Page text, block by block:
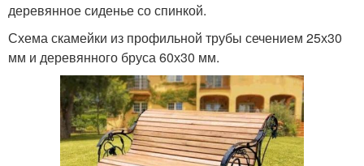
деревянное сиденье со спинкой.
Схема скамейки из профильной трубы сечением 25х30
мм и деревянного бруса 60х30 мм.